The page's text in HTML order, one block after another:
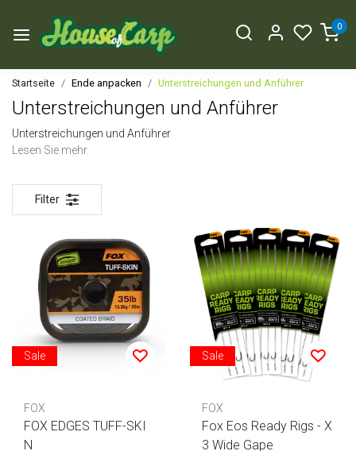
0
Startseite Ende anpacken Unterstreichungen und Anführer
Unterstreichungen und Anführer
Unterstreichungen und Anführer
Lesen Sie mehr.
Filter
Sale
FOX
FOX EDGES TUFF-SKI
N
Sale
FOX
Fox Eos Ready Rigs - X
3 Wide Gape